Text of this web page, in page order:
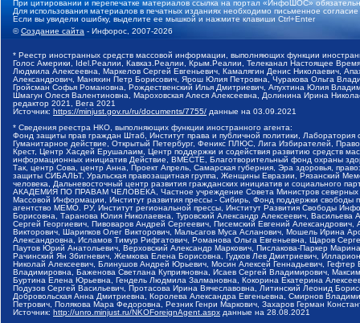
При цитировании и перепечатке материалов ссылка на портал «ИнфоШОС»
Для использования материалов в печатных изданиях необходимо письменное
Если вы увидели ошибку, выделите ее мышкой и нажмите клавиши Ctrl+Enter
©Создание сайта - Инфорос, 2007-2026
* Реестр иностранных средств массовой информации, выполняющих функции
Голос Америки, Idel.Реалии, Кавказ.Реалии, Крым.Реалии, Телеканал Настоящее
Людмила Алексеевна, Маркелов Сергей Евгеньевич, Камалягин Денис Николаевич,
Александрович, Маняхин Петр Борисович, Ярош Юлия Петровна, Чуракова Ольга
Гройсман Софья Романовна, Рождественский Илья Дмитриевич, Апухтина Юлия
Шмагун Олеся Валентиновна, Мароховская Алеся Алексеевна, Долинина Ирина
редактор 2021, Вега 2021
Источник: https://minjust.gov.ru/ru/documents/7755/ данные на 03.09.2021
* Сведения реестра НКО, выполняющих функции иностранного агента:
Фонд защиты прав граждан Штаб, Институт права и публичной политики,
Гуманитарное действие, Открытый Петербург, Феникс ПЛЮС, Лига Избирателей,
Крест, Центр Хасдей Ерушалаим, Центр поддержки и содействия развитию средств
информационных инициатив Действие, ВМЕСТЕ, Благотворительный фонд охраны
Так, центр Сова, центр Анна, Проект Апрель, Самарская губерния, Эра здоровья,
защиты СИБАЛЬТ, Уральская правозащитная группа, Женщины Евразии, Рязанский
человека, Дальневосточный центр развития гражданских инициатив и социального
АКАДЕМИЯ ПО ПРАВАМ ЧЕЛОВЕКА, Частное учреждение Совета Министров северных
Массовой Информации, Институт развития прессы - Сибирь, Фонд поддержки
агентство МЕМО. РУ, Институт региональной прессы, Институт Развития Свободы
Борисовна, Таранова Юлия Николаевна, Туровский Александр Алексеевич,
Сергей Георгиевич, Пивоваров Андрей Сергеевич, Писемский Евгений
Викторович, Шарипков Олег Викторович, Мальсагов Муса Асланович, Мошель Ирина
Александровна, Исламов Тимур Рифгатович, Романова Ольга Евгеньевна, Щаров
Паутов Юрий Анатольевич, Верховский Александр Маркович, Пислакова-Паркер
Рачинский Ян Збигневич, Жемкова Елена Борисовна, Гудков Лев Дмитриевич,
Николай Алексеевич, Блинушов Андрей Юрьевич, Мосин Алексей Геннадьевич,
Владимировна, Баженова Светлана Куприяновна, Исаев Сергей Владимирович,
Буртина Елена Юрьевна, Гендель Людмила Залмановна, Кокорина Екатерина
Подузов Сергей Васильевич, Протасова Ирина Вячеславовна, Литинский Леонид
Добровольская Анна Дмитриевна, Королева Александра Евгеньевна, Смирнов
Петрович, Полякова Мара Федоровна, Резник Генри Маркович, Захаров Герман
Источник: http://unro.minjust.ru/NKOForeignAgent.aspx данные на 28.08.2021